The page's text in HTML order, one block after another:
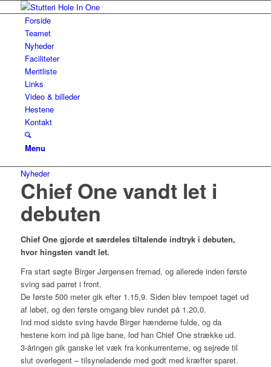
Forside
Teamet
Nyheder
Faciliteter
Meritliste
Links
Video & billeder
Hestene
Kontakt
Menu
Nyheder
Chief One vandt let i
debuten
Chief One gjorde et særdeles tiltalende indtryk i debuten,
hvor hingsten vandt let.
Fra start søgte Birger Jørgensen fremad, og allerede inden første
sving sad parret i front.
De første 500 meter gik efter 1.15,9. Siden blev tempoet taget ud
af løbet, og den første omgang blev rundet på 1.20,0.
Ind mod sidste sving havde Birger hænderne fulde, og da
hestene kom ind på lige bane, lod han Chief One strække ud.
3-åringen gik ganske let væk fra konkurrenterne, og sejrede til
slut overlegent – tilsyneladende med godt med kræfter sparet.